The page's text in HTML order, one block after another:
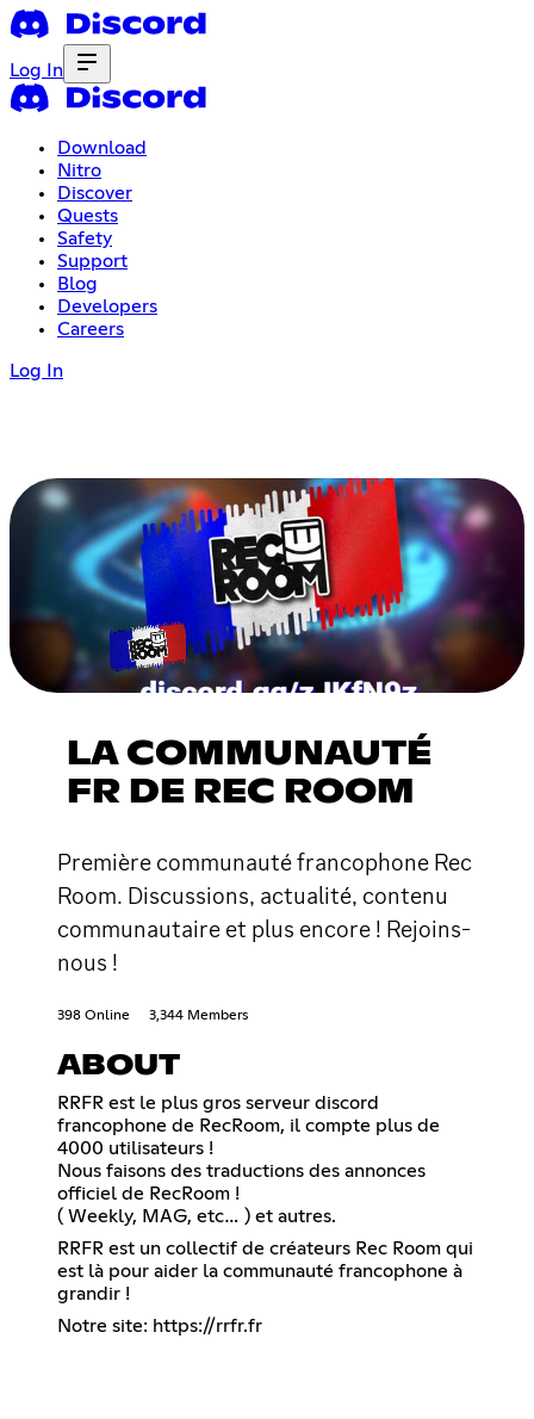
Log In
Download
Nitro
Discover
Quests
Safety
Support
Blog
Developers
Careers
Log In
LA COMMUNAUTÉ
FR DE REC ROOM
Première communauté francophone Rec
Room. Discussions, actualité, contenu
communautaire et plus encore ! Rejoins-
nous !
398 Online 3,344 Members
ABOUT
RRFR est le plus gros serveur discord
francophone de RecRoom, il compte plus de
4000 utilisateurs !
Nous faisons des traductions des annonces
officiel de RecRoom !
( Weekly, MAG, etc… ) et autres.
RRFR est un collectif de créateurs Rec Room qui
est là pour aider la communauté francophone à
grandir !
Notre site: https://rrfr.fr